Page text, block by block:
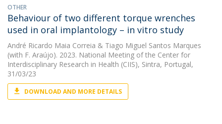
OTHER
Behaviour of two different torque wrenches
used in oral implantology – in vitro study
André Ricardo Maia Correia & Tiago Miguel Santos Marques
(with F. Araújo). 2023. National Meeting of the Center for
Interdisciplinary Research in Health (CIIS), Sintra, Portugal,
31/03/23
DOWNLOAD AND MORE DETAILS